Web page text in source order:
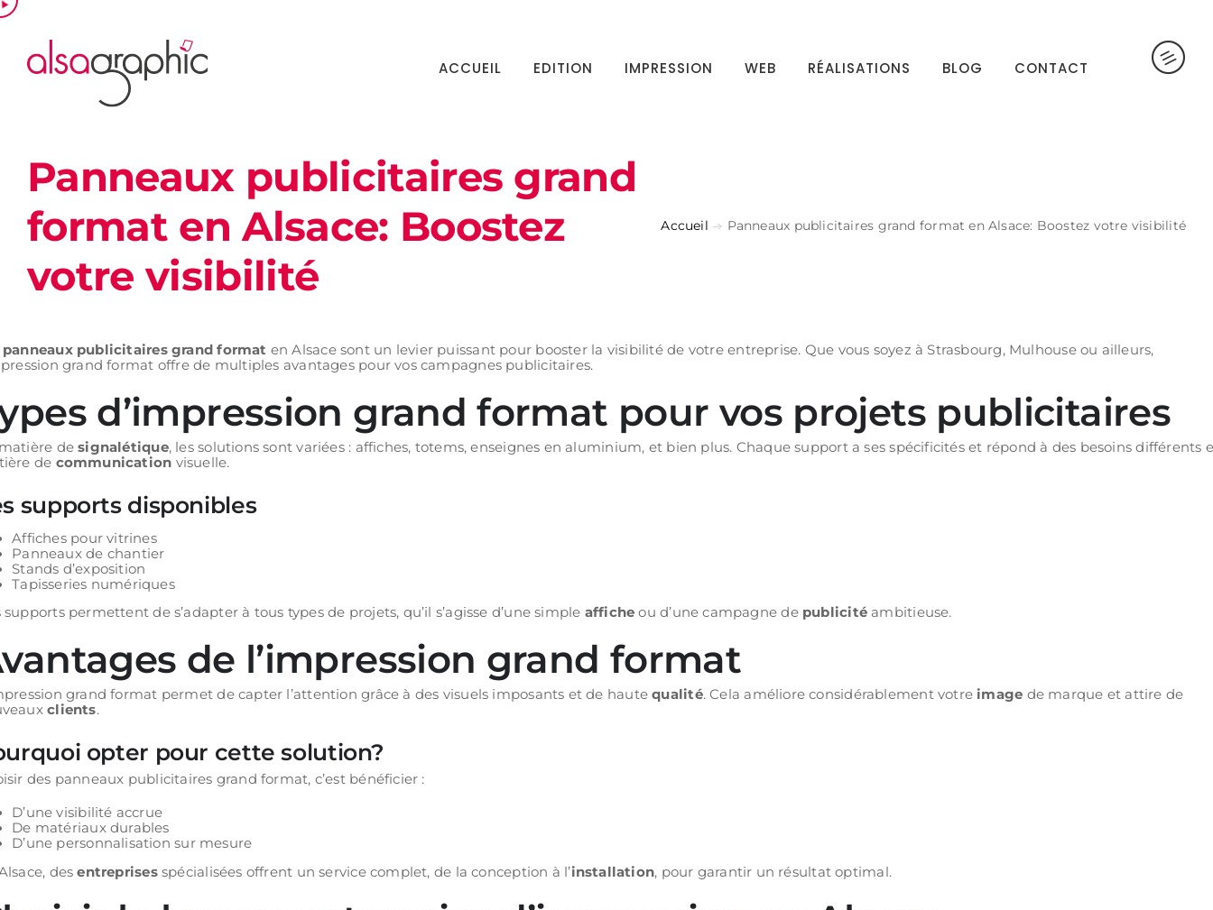
Passer
au
contenu
ACCUEIL EDITION IMPRESSION WEB RÉALISATIONS BLOG CONTACT
Panneaux publicitaires grand
format en Alsace: Boostez
votre visibilité
Accueil Panneaux publicitaires grand format en Alsace: Boostez votre visibilité
panneaux publicitaires grand format en Alsace sont un levier puissant pour booster la visibilité de votre entreprise. Que vous soyez à Strasbourg, Mulhouse ou ailleurs,
grand format offre de multiples avantages pour vos campagnes publicitaires.
d’impression grand format pour vos projets publicitaires
designalétique, les solutions sont variées : affiches, totems, enseignes en aluminium, et bien plus. Chaque support a ses spécificités et répond à des besoins différents
de communication visuelle.
supports disponibles
Affiches pour vitrines
Panneaux de chantier
Stands d’exposition
Tapisseries numériques
supports permettent de s’adapter à tous types de projets, qu’il s’agisse d’une simple affiche ou d’une campagne de publicité ambitieuse.
de l’impression grand format
grand format permet de capter l’attention grâce à des visuels imposants et de hautequalité. Cela améliore considérablement votreimage de marque et attire de
clients.
opter pour cette solution?
des panneaux publicitaires grand format, c’est bénéficier :
D’une visibilité accrue
De matériaux durables
D’une personnalisation sur mesure
desentreprisesspécialisées offrent un service complet, de la conception à l’installation, pour garantir un résultat optimal.